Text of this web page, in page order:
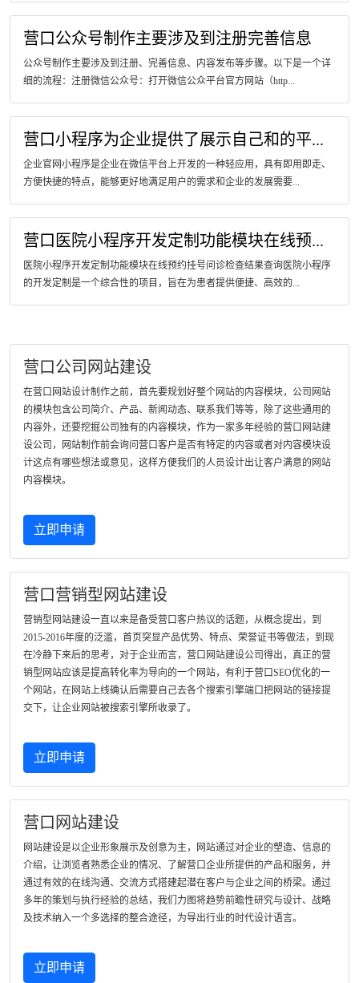
营口公众号制作主要涉及到注册完善信息
公众号制作主要涉及到注册、完善信息、内容发布等步骤。以下是一个详
细的流程：注册微信公众号：打开微信公众平台官方网站（http...
营口小程序为企业提供了展示自己和的平...
企业官网小程序是企业在微信平台上开发的一种轻应用，具有即用即走、
方便快捷的特点，能够更好地满足用户的需求和企业的发展需要...
营口医院小程序开发定制功能模块在线预...
医院小程序开发定制功能模块在线预约挂号问诊检查结果查询医院小程序
的开发定制是一个综合性的项目，旨在为患者提供便捷、高效的...
营口公司网站建设
在营口网站设计制作之前，首先要规划好整个网站的内容模块，公司网站
的模块包含公司简介、产品、新闻动态、联系我们等等，除了这些通用的
内容外，还要挖掘公司独有的内容模块，作为一家多年经验的营口网站建
设公司，网站制作前会询问营口客户是否有特定的内容或者对内容模块设
计这点有哪些想法或意见，这样方便我们的人员设计出让客户满意的网站
内容模块。
立即申请
营口营销型网站建设
营销型网站建设一直以来是备受营口客户热议的话题，从概念提出，到
2015-2016年度的泛滥，首页突显产品优势、特点、荣誉证书等做法，到现
在冷静下来后的思考，对于企业而言，营口网站建设公司得出，真正的营
销型网站应该是提高转化率为导向的一个网站，有利于营口SEO优化的一
个网站，在网站上线确认后需要自己去各个搜索引擎端口把网站的链接提
交下，让企业网站被搜索引擎所收录了。
立即申请
营口网站建设
网站建设是以企业形象展示及创意为主，网站通过对企业的塑造、信息的
介绍，让浏览者熟悉企业的情况、了解营口企业所提供的产品和服务，并
通过有效的在线沟通、交流方式搭建起潜在客户与企业之间的桥梁。通过
多年的策划与执行经验的总结，我们力图将趋势前瞻性研究与设计、战略
及技术纳入一个多选择的整合途径，为导出行业的时代设计语言。
立即申请